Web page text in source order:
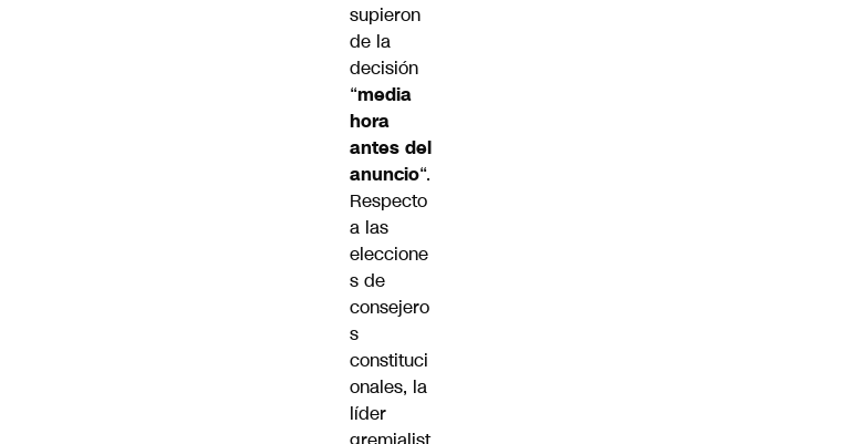
supieron
de la
decisión
“media
hora
antes del
anuncio“.
Respecto
a las
eleccione
s de
consejero
s
constituci
onales, la
líder